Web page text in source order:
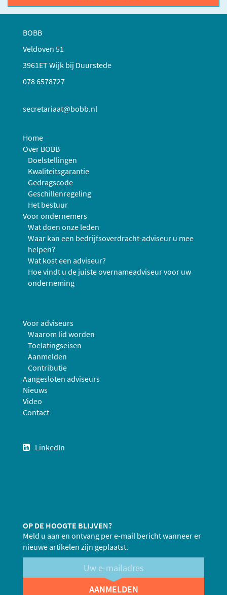
BOBB
Veldoven 51
3961ET Wijk bij Duurstede
078 6578727
secretariaat@bobb.nl
Home
Over BOBB
Doelstellingen
Kwaliteitsgarantie
Gedragscode
Geschillenregeling
Het bestuur
Voor ondernemers
Wat doen onze leden
Waar kan een bedrijfsoverdracht-adviseur u mee
helpen?
Wat kost een adviseur?
Hoe vindt u de juiste overnameadviseur voor uw
onderneming
Voor adviseurs
Waarom lid worden
Toelatingseisen
Aanmelden
Contributie
Aangesloten adviseurs
Nieuws
Video
Contact
LinkedIn
OP DE HOOGTE BLIJVEN?
Meld u aan en ontvang per e-mail bericht wanneer er
nieuwe artikelen zijn geplaatst.